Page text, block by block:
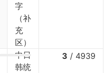
字
（补
充
区）
中日
韩统
3 / 4939